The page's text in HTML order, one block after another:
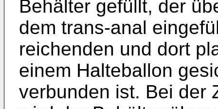
Behälter gefüllt, der
dem trans-anal
reichenden und dort
einem Halteballon
verbunden ist. Bei der